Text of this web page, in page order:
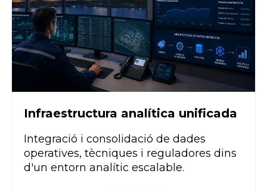
Infraestructura analítica unificada
Integració i consolidació de dades
operatives, tècniques i reguladores dins
d'un entorn analític escalable.